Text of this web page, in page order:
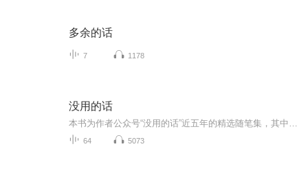
多余的话
7 1178
没用的话
64 5073